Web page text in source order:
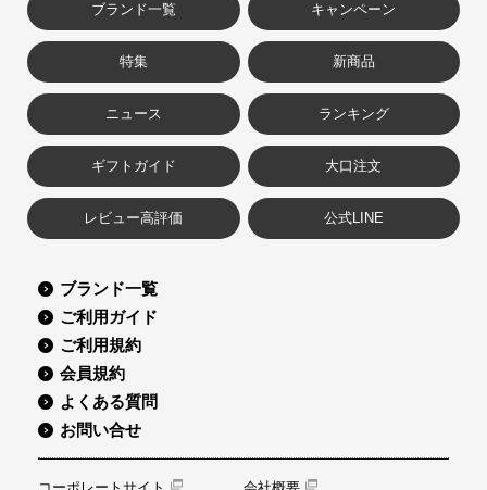
ブランド一覧 キャンペーン
特集 新商品
ニュース ランキング
ギフトガイド 大口注文
レビュー高評価 公式LINE
ブランド一覧
ご利用ガイド
ご利用規約
会員規約
よくある質問
お問い合せ